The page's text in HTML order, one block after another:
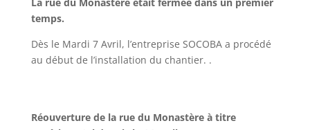
temps.
Dès le Mardi 7 Avril, l’entreprise SOCOBA a procédé
au début de l’installation du chantier. .
Réouverture de la rue du Monastère à titre